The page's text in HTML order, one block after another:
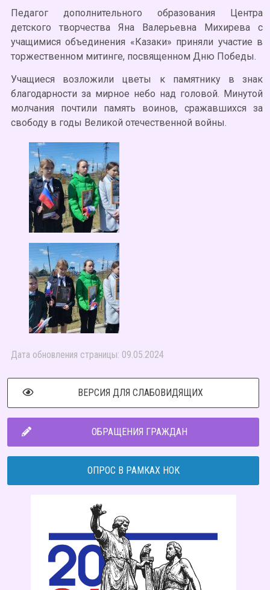
Педагог дополнительного образования Центра
детского творчества Яна Валерьевна Михирева с
учащимися объединения «Казаки» приняли участие в
торжественном митинге, посвященном Дню Победы.
Учащиеся возложили цветы к памятнику в знак
благодарности за мирное небо над головой. Минутой
молчания почтили память воинов, сражавшихся за
свободу в годы Великой отечественной войны.
Дата обновления страницы: 09.05.2024
ВЕРСИЯ ДЛЯ СЛАБОВИДЯЩИХ
ОБРАЩЕНИЯ ГРАЖДАН
ОПРОС В РАМКАХ НОК